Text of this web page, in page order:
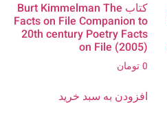
کتاب Burt Kimmelman The
Facts on File Companion to
20th century Poetry Facts
on File (2005)
0 تومان
افزودن به سبد خرید